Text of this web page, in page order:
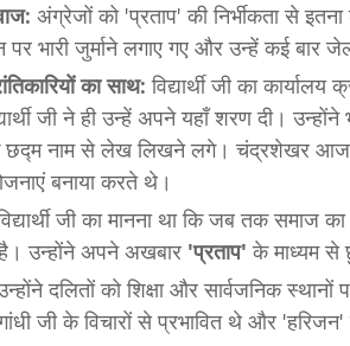
अंग्रेजों को 'प्रताप' की निर्भीकता से इतना
भारी जुर्माने लगाए गए और उन्हें कई बार
का साथ: विद्यार्थी जी का
जी ने ही उन्हें अपने यहाँ शरण दी।
नाम से लेख लिखने लगे। चंद्रशेखर
बनाया करते थे।
जी का मानना था कि जब तक समाज
उन्होंने अपने अखबार 'प्रताप' के माध्यम
दलितों को शिक्षा और सार्वजनिक
जी के विचारों से प्रभावित थे और 'हरिजन'